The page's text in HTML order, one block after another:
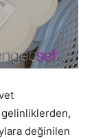
gelinliklerden,
değinilen